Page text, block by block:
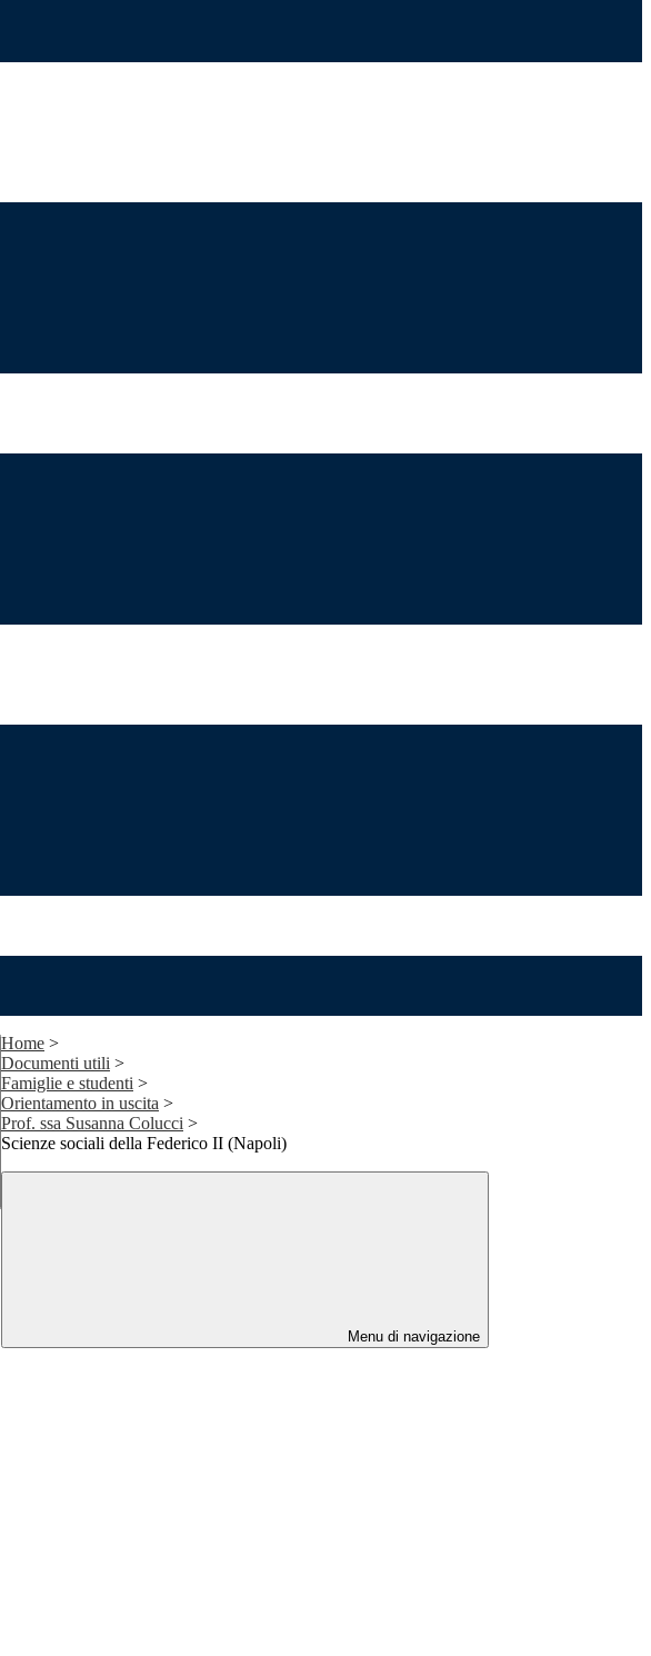
Home >
Documenti utili >
Famiglie e studenti >
Orientamento in uscita >
Prof. ssa Susanna Colucci >
Scienze sociali della Federico II (Napoli)
Menu di navigazione